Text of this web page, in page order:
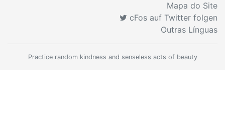
Mapa do Site
cFos auf Twitter folgen
Outras Línguas
Practice random kindness and senseless acts of beauty